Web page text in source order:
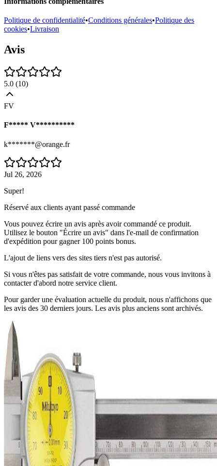
Politique de confidentialité•Conditions générales•Politique des
cookies•Livraison
Avis
5.0 (10)
FV
F***** V**********
k*******@orange.fr
Jul 26, 2026
Super!
Réservé aux clients ayant passé commande
Vous pouvez écrire un avis après avoir commandé ce produit.
Utilisez le bouton "Écrire un avis" dans l'e-mail de confirmation
d'expédition pour gagner 100 points bonus.
L'ajout de liens vers des sites tiers n'est pas autorisé.
Si vous n'êtes pas satisfait de votre commande, nous vous invitons à
contacter d'abord notre service client.
Pour garder une évaluation actuelle du produit, nous n'affichons que
les avis des 30 derniers jours. Les avis plus anciens sont archivés.